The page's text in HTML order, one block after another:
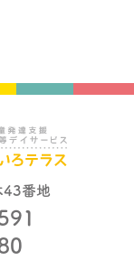
43番地